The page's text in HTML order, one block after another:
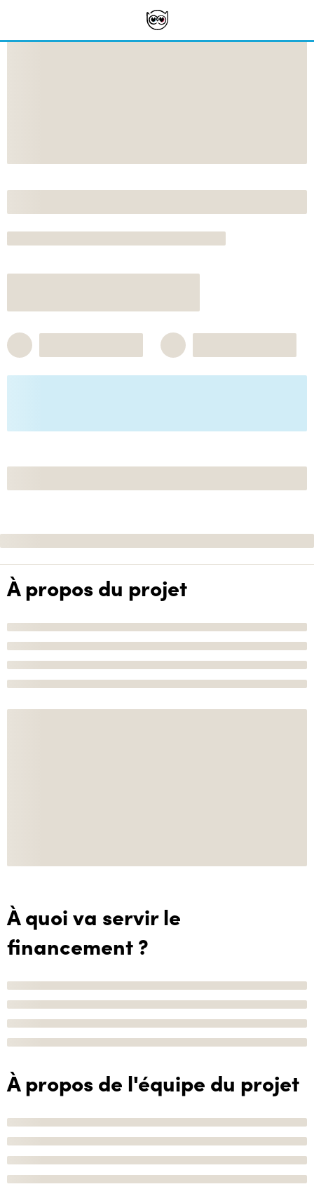
À propos du projet
À quoi va servir le
financement ?
À propos de l'équipe du projet